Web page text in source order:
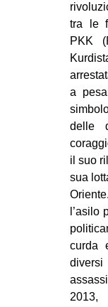
tra le
PKK
a
delle
il suo
sua
l’asilo
curda
2013,